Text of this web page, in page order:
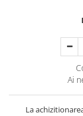
Gratare carbune
Afumare
Ai
La